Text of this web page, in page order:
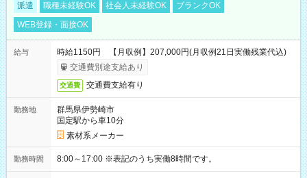
派遣 職種未経験OK 社会人未経験OK
ブランクOK
WEB登録・面接OK
給与
時給1150円 【月収例】207,000円(月収例21日実働残業代込)
交通費別途支給あり
交通費 交通費支給有り
勤務地
群馬県伊勢崎市
国定駅から車10分
素材系メーカー
勤務時間 8:00～17:00 ※表記のうち実働8時間です。